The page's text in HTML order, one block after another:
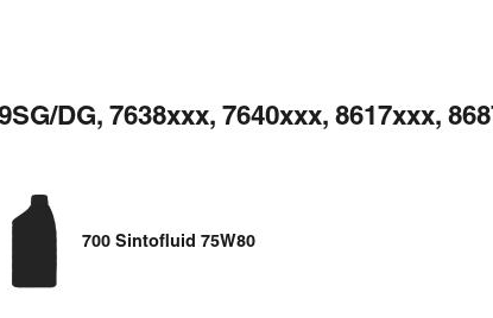
DG, 7638xxx, 7640xxx, 8617xxx,
700 Sintofluid 75W80